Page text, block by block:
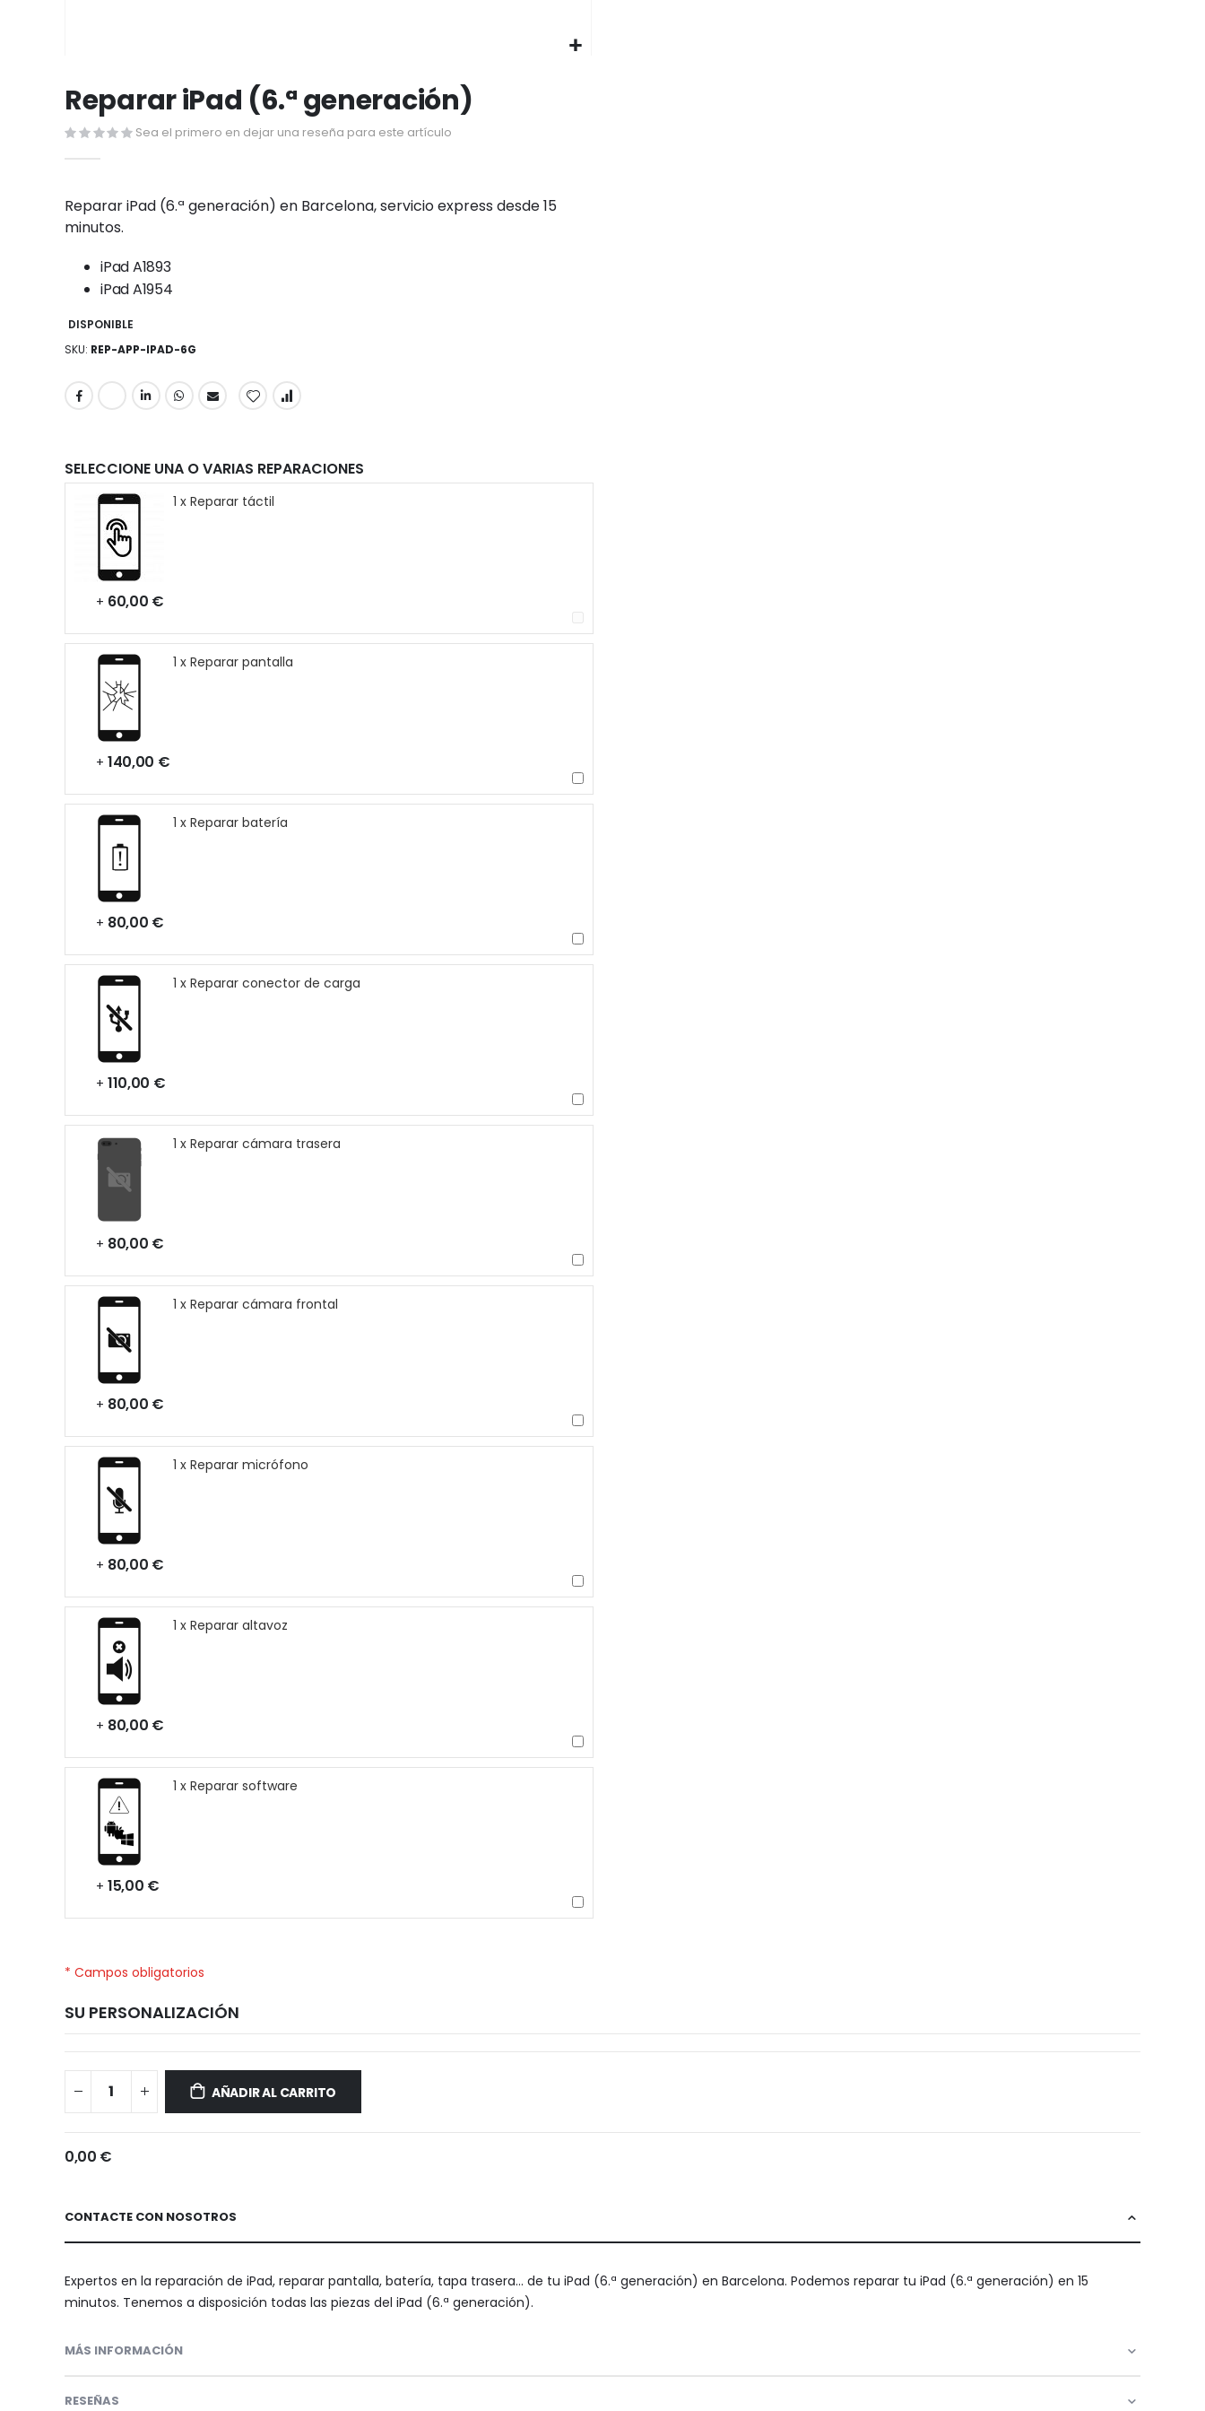
al
comienzo
de
imágenes
Reparar iPad (6.ª generación)
Sea el primero en dejar una reseña para este artículo
Reparar iPad (6.ª generación) en Barcelona, servicio express desde 15
minutos.
iPad A1893
iPad A1954
DISPONIBLE
SKU REP-APP-IPAD-6G
SELECCIONE UNA O VARIAS REPARACIONES
1 x Reparar táctil
+ 60,00 €
1 x Reparar pantalla
+ 140,00 €
1 x Reparar batería
+ 80,00 €
1 x Reparar conector de carga
+ 110,00 €
1 x Reparar cámara trasera
+ 80,00 €
1 x Reparar cámara frontal
+ 80,00 €
1 x Reparar micrófono
+ 80,00 €
1 x Reparar altavoz
+ 80,00 €
1 x Reparar software
+ 15,00 €
* Campos obligatorios
SU PERSONALIZACIÓN
AÑADIR AL CARRITO
0,00 €
CONTACTE CON NOSOTROS
Expertos en la reparación de iPad, reparar pantalla, batería, tapa trasera... de tu iPad (6.ª generación) en Barcelona. Podemos reparar tu iPad (6.ª generación) en 15
minutos. Tenemos a disposición todas las piezas del iPad (6.ª generación).
MÁS INFORMACIÓN
RESEÑAS